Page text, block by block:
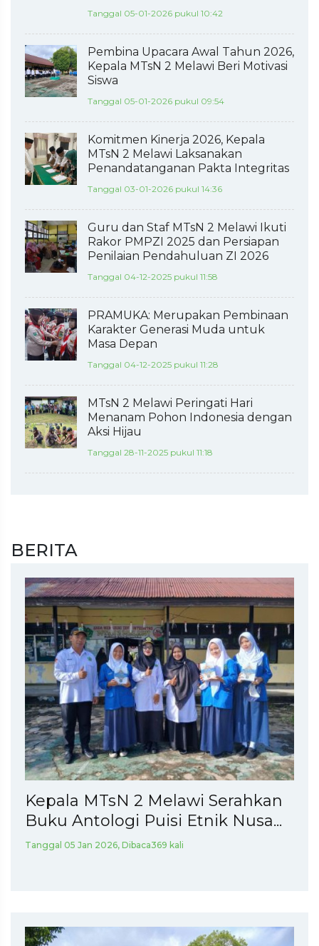
Tanggal 05-01-2026 pukul 10:42
Pembina Upacara Awal Tahun 2026,
Kepala MTsN 2 Melawi Beri Motivasi
Siswa
Tanggal 05-01-2026 pukul 09:54
Komitmen Kinerja 2026, Kepala
MTsN 2 Melawi Laksanakan
Penandatanganan Pakta Integritas
Tanggal 03-01-2026 pukul 14:36
Guru dan Staf MTsN 2 Melawi Ikuti
Rakor PMPZI 2025 dan Persiapan
Penilaian Pendahuluan ZI 2026
Tanggal 04-12-2025 pukul 11:58
PRAMUKA: Merupakan Pembinaan
Karakter Generasi Muda untuk
Masa Depan
Tanggal 04-12-2025 pukul 11:28
MTsN 2 Melawi Peringati Hari
Menanam Pohon Indonesia dengan
Aksi Hijau
Tanggal 28-11-2025 pukul 11:18
BERITA
Kepala MTsN 2 Melawi Serahkan
Buku Antologi Puisi Etnik Nusa...
Tanggal 05 Jan 2026, Dibaca369 kali